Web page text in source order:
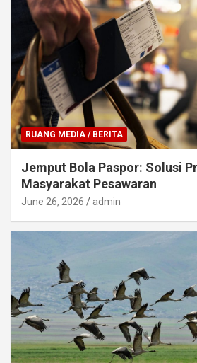
RUANG MEDIA / BERITA
Jemput Bola Paspor: Solusi
Masyarakat Pesawaran
June 26, 2026 admin